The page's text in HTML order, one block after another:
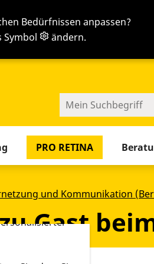
Bedürfnissen anpassen?
Symbol ändern.
jetzt die Tab-
PRO RETINA
und Kommunikation
Gast
der Webseite